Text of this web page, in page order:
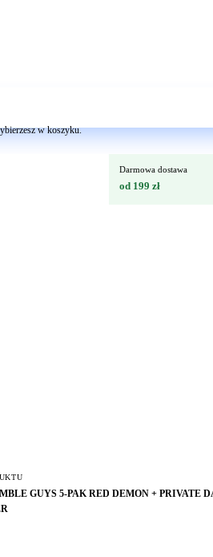
w koszyku.
Darmowa dostawa
od 199 zł
GUYS 5-PAK RED DEMON + PRIVATE